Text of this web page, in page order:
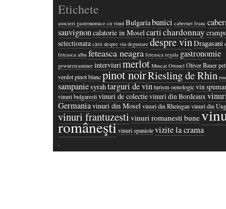
Etichete
asocieri gastronomice cu vinul Bulgariabunici cabernet franc
sauvignoncalatorie in Mosel cartichardonnay
selectionata cărti despre vin degustare despre vinDragasani
feteasca alba feteasca neagra feteasca regala gastronomie
gewurztraminer interviuri merlot Muscat Ottonel Oliver Bauer
verdotpinot blancpinot noirRiesling de Rhin
sampaniesyrahtarguri de vinturism oenologicvin
vinuri bulgarestivinuri de colectievinuri din Bordeaux
Germaniavinuri din Mosel vinuri din Rheingauvinuri din
vinuri frantuzesti vinuri romanesti bune
româneştivinuri spaniolevizite la crama
·